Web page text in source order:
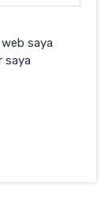
saya
saya